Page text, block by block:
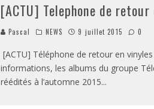
[ACTU] Telephone de
Pascal NEWS 9 juillet 2015 0
[ACTU] Téléphone de retour en vinyles
informations, les albums du groupe
réédités à l’automne 2015...